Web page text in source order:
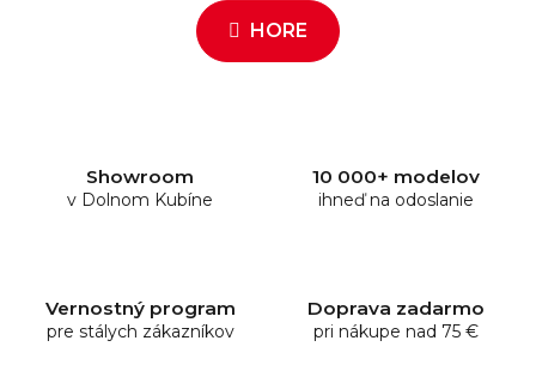
l
á
d
k
o
HORE
Showroom
v Dolnom Kubíne
10 000+ modelov
ihneď na odoslanie
Vernostný program
pre stálych zákazníkov
Doprava zadarmo
pri nákupe nad 75 €